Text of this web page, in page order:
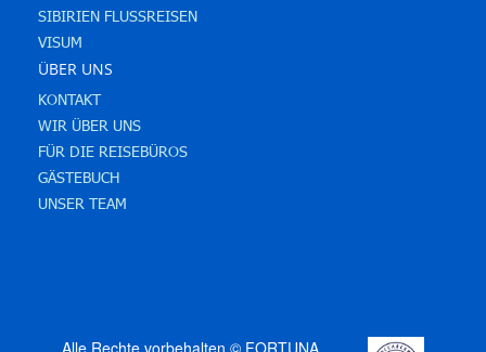
SIBIRIEN FLUSSREISEN
VISUM
ÜBER UNS
KONTAKT
WIR ÜBER UNS
FÜR DIE REISEBÜROS
GÄSTEBUCH
UNSER TEAM
Alle Rechte vorbehalten © FORTUNA